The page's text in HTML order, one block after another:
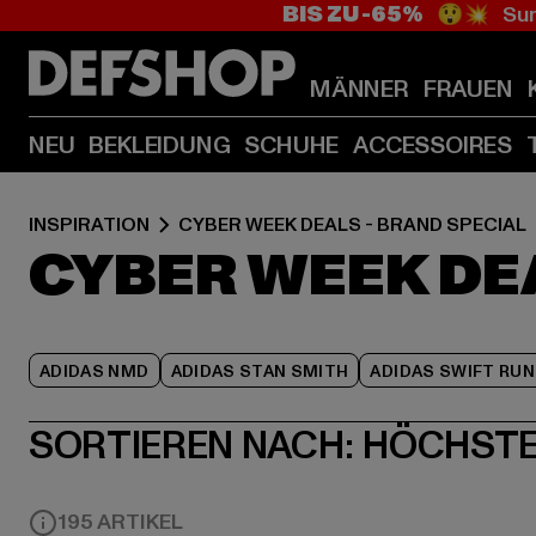
BIS ZU -65% 😲💥
MÄNNER FRAUEN
NEU BEKLEIDUNG SCHUHE ACCESSOIRES
INSPIRATION CYBER WEEK DEALS - BRAND SPECIAL
CYBER WEEK
ADIDAS NMD ADIDAS STAN SMITH ADIDAS SWIFT RUN
SORTIEREN NACH:
195 ARTIKEL